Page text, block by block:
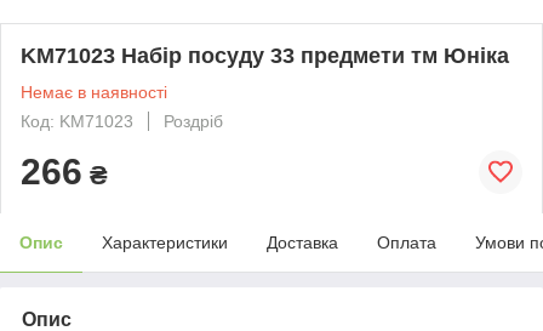
KM71023 Набір посуду 33 предмети тм Юніка
Немає в наявності
Код: KM71023
Роздріб
266 ₴
Опис Характеристики Доставка Оплата Умови
Опис